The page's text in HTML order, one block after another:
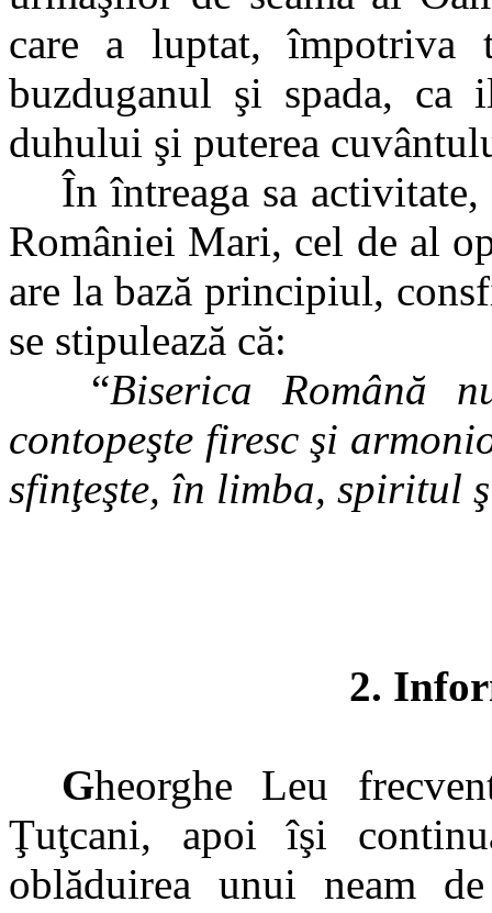
care a luptat, împotriva
buzduganul şi spada, ca
duhului şi puterea
În întreaga sa
României Mari, cel de al
are la bază principiul,
se stipulează că:
“Biserica Română
contopeşte firesc şi
sfinţeşte, în limba, spiritul
2.
Gheorghe Leu
Ţuţcani, apoi îşi
oblăduirea unui neam